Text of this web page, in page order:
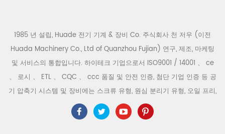
1985 년 설립, Huade 전기 기계 & 장비 Co. 주식회사 천 저우 (이전
Huada Machinery Co., Ltd of Quanzhou Fujian) 연구, 제조, 마케팅
및 서비스의 통합입니다. 하이테크 기업으로서 ISO9001 / 14001 、 ce
、 로시 、 ETL 、 CQC 、 ccc 품질 및 안전 인증, 첨단 기업 인증 등 공
기 압축기 시스템 및 장비에는 스크류 유형, 원심 분리기 유형, 오일 프리,
스크롤 유형, 피스톤 유형, 건조기, 필터, 배수기, 완전한 공기 압축기 생산
라인 등이 포함됩니다. 보다 300 가지 유형의 공기 압축기 산업 전문가